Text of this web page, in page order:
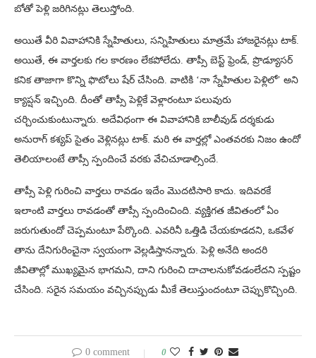
బోతో పెళ్లి జరిగినట్లు తెలుస్తోంది.
అయితే వీరి వివాహానికి స్నేహితులు, సన్నిహితులు మాత్రమే హాజరైనట్లు టాక్.
అయితే, ఈ వార్తలకు గల కారణం లేకపోలేదు. తాప్సీ బెస్ట్ ఫ్రెండ్, ప్రొడ్యూసర్
కనిక తాజాగా కొన్ని ఫొటోలు షేర్ చేసింది. వాటికి ‘నా స్నేహితుల పెళ్లిలో’ అని
క్యాప్షన్ ఇచ్చింది. దీంతో తాప్సీ పెళ్లికే వెళ్లారంటూ పలువురు
చర్చించుకుంటున్నారు. అదేవిధంగా ఈ వివాహానికి బాలీవుడ్ దర్శకుడు
అనురాగ్ కశ్యప్ సైతం వెళ్లినట్లు టాక్. మరి ఈ వార్తల్లో ఎంతవరకు నిజం ఉందో
తెలియాలంటే తాప్సీ స్పందించే వరకు వేచిచూడాల్సిందే.
తాప్సీ పెళ్లి గురించి వార్తలు రావడం ఇదేం మొదటిసారి కాదు. ఇదివరకే
ఇలాంటి వార్తలు రావడంతో తాప్సీ స్పందించింది. వ్యక్తిగత జీవితంలో ఏం
జరుగుతుందో చెప్పమంటూ పేర్కొంది. ఎవరినీ ఒత్తిడి చేయకూడదని, ఒకవేళ
తాను దేనిగురించైనా స్వయంగా వెల్లడిస్తానన్నారు. పెళ్లి అనేది అందరి
జీవితాల్లో ముఖ్యమైన భాగమని, దాని గురించి దాచాలనుకోవడంలేదని స్పష్టం
చేసింది. సరైన సమయం వచ్చినప్పుడు మీకే తెలుస్తుందంటూ చెప్పుకొచ్చింది.
0 comment 0